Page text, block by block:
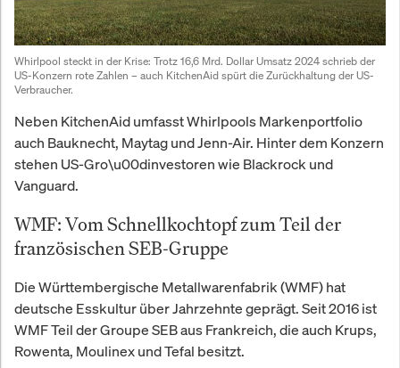
Whirlpool steckt in der Krise: Trotz 16,6 Mrd. Dollar Umsatz 2024 schrieb der
US-Konzern rote Zahlen – auch KitchenAid spürt die Zurückhaltung der US-
Verbraucher.
Neben KitchenAid umfasst Whirlpools Markenportfolio
auch Bauknecht, Maytag und Jenn-Air. Hinter dem Konzern
stehen US-Gro\u00dinvestoren wie Blackrock und
Vanguard.
WMF: Vom Schnellkochtopf zum Teil der
französischen SEB-Gruppe
Die Württembergische Metallwarenfabrik (WMF) hat
deutsche Esskultur über Jahrzehnte geprägt. Seit 2016 ist
WMF Teil der Groupe SEB aus Frankreich, die auch Krups,
Rowenta, Moulinex und Tefal besitzt.